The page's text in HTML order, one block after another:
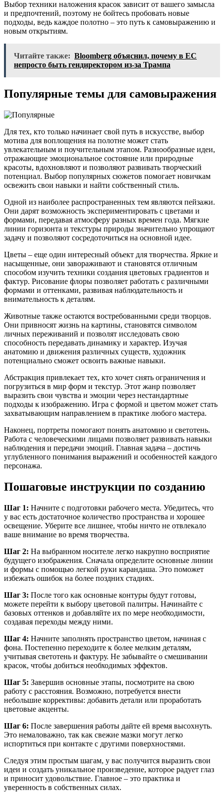
Выбор техники наложения красок зависит от вашего замысла
и предпочтений, поэтому не бойтесь пробовать новые
подходы, ведь каждое полотно – это путь к самовыражению и
новым открытиям.
Читайте также: Bloomberg объяснил, почему в ЕС
непросто быть гендиректором из-за Трампа
Популярные темы для самовыражения
Для тех, кто только начинает свой путь в искусстве, выбор
мотива для воплощения на полотне может стать
увлекательным и поучительным этапом. Разнообразные идеи,
отражающие эмоциональное состояние или природные
красоты, вдохновляют и позволяют развивать творческий
потенциал. Выбор популярных сюжетов помогает новичкам
освежить свои навыки и найти собственный стиль.
Одной из наиболее распространенных тем являются пейзажи.
Они дарят возможность экспериментировать с цветами и
формами, передавая атмосферу разных времен года. Мягкие
линии горизонта и текстуры природы значительно упрощают
задачу и позволяют сосредоточиться на основной идее.
Цветы – еще один интересный объект для творчества. Яркие и
насыщенные, они завораживают и становятся отличным
способом изучить техники создания цветовых градиентов и
фактур. Рисование флоры позволяет работать с различными
формами и оттенками, развивая наблюдательность и
внимательность к деталям.
Животные также остаются востребованными среди творцов.
Они привносят жизнь на картины, становятся символом
личных переживаний и позволят исследовать свою
способность передавать динамику и характер. Изучая
анатомию и движения различных существ, художник
потенциально сможет освоить важные навыки.
Абстракция привлекает тех, кто хочет снять ограничения и
погрузиться в мир форм и текстур. Этот жанр позволяет
выразить свои чувства и эмоции через нестандартные
подходы к изображению. Игра с формой и цветом может стать
захватывающим направлением в практике любого мастера.
Наконец, портреты помогают понять анатомию и светотень.
Работа с человеческими лицами позволяет развивать навыки
наблюдения и передачи эмоций. Главная задача – достичь
углубленного понимания выражений и особенностей каждого
персонажа.
Пошаговые инструкции по созданию
Шаг 1: Начните с подготовки рабочего места. Убедитесь, что
у вас есть достаточное количество пространства и хорошее
освещение. Уберите все лишнее, чтобы ничто не отвлекало
ваше внимание во время творчества.
Шаг 2: На выбранном носителе легко накрупно восприятие
будущего изображения. Сначала определите основные линии
и формы с помощью легкой руки карандаша. Это поможет
избежать ошибок на более поздних стадиях.
Шаг 3: После того как основные контуры будут готовы,
можете перейти к выбору цветовой палитры. Начинайте с
базовых оттенков и добавляйте их по мере необходимости,
создавая переходы между ними.
Шаг 4: Начните заполнять пространство цветом, начиная с
фона. Постепенно переходите к более мелким деталям,
учитывая светотень и фактуру. Не забывайте о смешивании
красок, чтобы добиться необходимых эффектов.
Шаг 5: Завершив основные этапы, посмотрите на свою
работу с расстояния. Возможно, потребуется внести
небольшие коррективы: добавить детали или проработать
цветовые акценты.
Шаг 6: После завершения работы дайте ей время высохнуть.
Это немаловажно, так как свежие мазки могут легко
испортиться при контакте с другими поверхностями.
Следуя этим простым шагам, у вас получится выразить свои
идеи и создать уникальное произведение, которое радует глаз
и приносит удовольствие. Главное – это практика и
уверенность в собственных силах.